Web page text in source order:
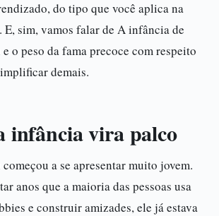
do tipo que você aplica na
E, sim, vamos falar de A infância de
o peso da fama precoce com respeito
demais.
infância vira palco
a se apresentar muito jovem.
anos que a maioria das pessoas usa
e construir amizades, ele já estava